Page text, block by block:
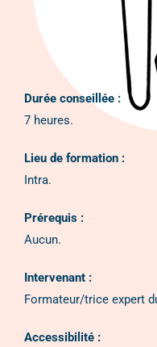
Durée conseillée :
7 heures.
Lieu de formation :
Intra.
Prérequis :
Aucun.
Intervenant :
Formateur/trice expert
Accessibilité :